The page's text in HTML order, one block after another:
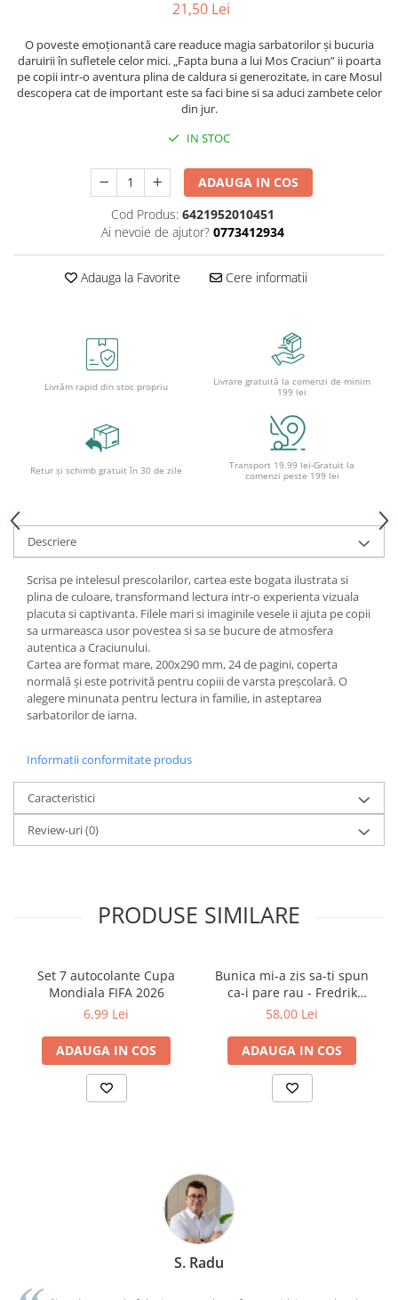
Pahare și sticle pentru scoală
Cutii pentru depozitare
Caiete școlare și hârtie
Caiete geografie și biologie
Caiete tip I, II și III
Rezerve pentru caiete
Hârtie pentru lucru manual
Accesorii geometrie și matematică
Rigle și Echere
Ghiozdane și rucsacuri
Ghiozdane școlare
Rucsacuri școlare și casual
Ghiozdane pentru grădinită
Trollere pentru copii
Penare
Penare echipate
Penare neechipate
Penare tip etui
Acuarele școlare și Tempera
Pensule școlare
Pahare și palete pictură
Cărți
Cărți ilustrate și interactive
Materiale educaționale
Benzi desenate
Educație și carte școlară
Metoda Montessori
Culegeri și materiale auxiliare
Pregătire pentru admitere
Pregătire Evaluare Națională
Romane și literatură
21,50 Lei
O poveste emoționantă care readuce magia sarbatorilor și bucuria
daruirii în sufletele celor mici. „Fapta buna a lui Mos Craciun” ii poarta
pe copii intr-o aventura plina de caldura si generozitate, in care Mosul
descopera cat de important este sa faci bine si sa aduci zambete celor
din jur.
IN STOC
ADAUGA IN COS
Cod Produs: 6421952010451
Ai nevoie de ajutor? 0773412934
Adauga la Favorite Cere informatii
Livrăm rapid din stoc propriu
Livrare gratuită la comenzi de minim
199 lei
Retur și schimb gratuit în 30 de zile
Transport 19.99 lei-Gratuit la
comenzi peste 199 lei
Descriere
Scrisa pe intelesul prescolarilor, cartea este bogata ilustrata si
plina de culoare, transformand lectura intr-o experienta vizuala
placuta si captivanta. Filele mari si imaginile vesele ii ajuta pe copii
sa urmareasca usor povestea si sa se bucure de atmosfera
autentica a Craciunului.
Cartea are format mare, 200x290 mm, 24 de pagini, coperta
normală și este potrivită pentru copiii de varsta preșcolară. O
alegere minunata pentru lectura in familie, in asteptarea
sarbatorilor de iarna.
Informatii conformitate produs
Caracteristici
Review-uri(0)
PRODUSE SIMILARE
Set 7 autocolante Cupa
Mondiala FIFA 2026
6,99 Lei
ADAUGA IN COS
Bunica mi-a zis sa-ti spun
ca-i pare rau - Fredrik
Backman
58,00 Lei
ADAUGA IN COS
S. Radu